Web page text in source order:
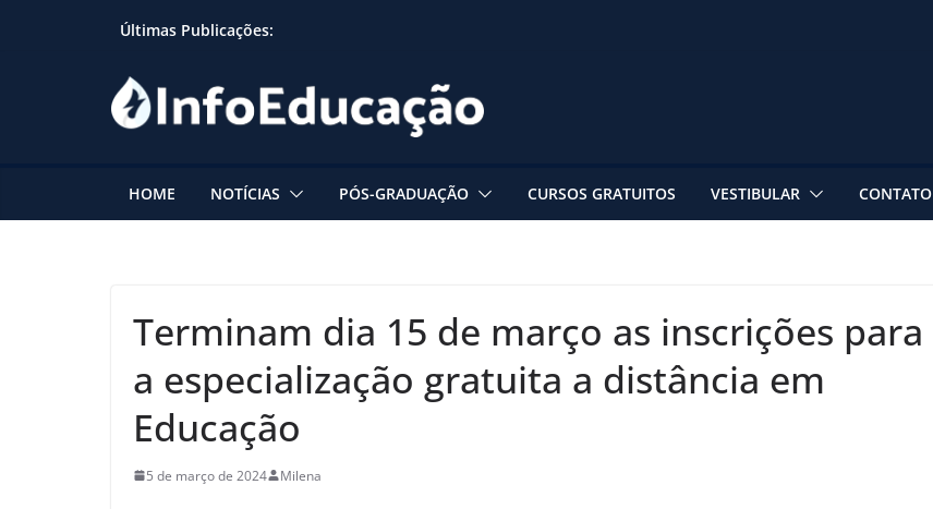
Últimas Publicações:
HOME NOTÍCIAS PÓS-GRADUAÇÃO CURSOS GRATUITOS VESTIBULAR CONTATO
Terminam dia 15 de março as inscrições para
a especialização gratuita a distância em
Educação
5 de março de 2024 Milena